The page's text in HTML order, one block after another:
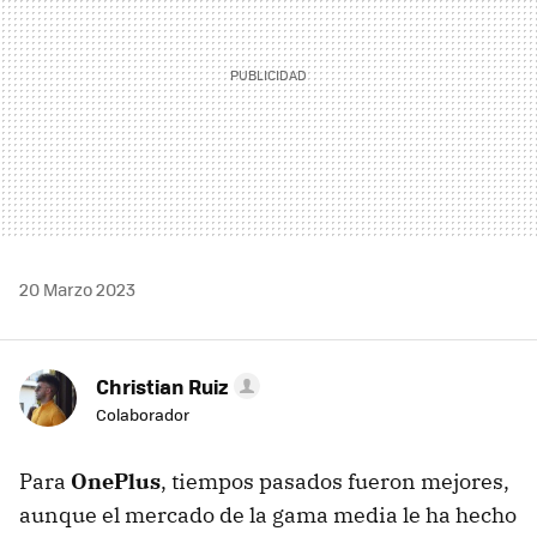
20 Marzo 2023
Christian Ruiz
Colaborador
Para OnePlus, tiempos pasados fueron mejores,
aunque el mercado de la gama media le ha hecho